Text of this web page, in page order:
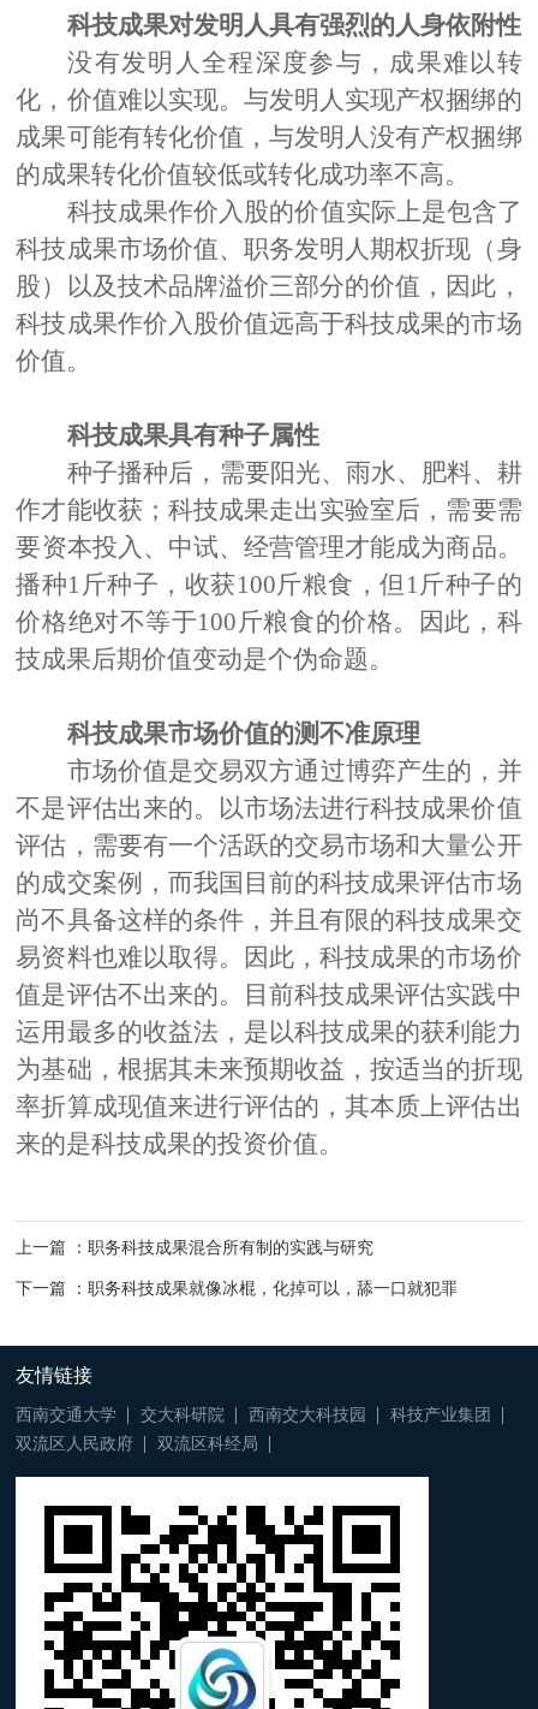
科技成果对发明人具有强烈的人身依附性
没有发明人全程深度参与，成果难以转
化，价值难以实现。与发明人实现产权捆绑的
成果可能有转化价值，与发明人没有产权捆绑
的成果转化价值较低或转化成功率不高。
科技成果作价入股的价值实际上是包含了
科技成果市场价值、职务发明人期权折现（身
股）以及技术品牌溢价三部分的价值，因此，
科技成果作价入股价值远高于科技成果的市场
价值。
科技成果具有种子属性
种子播种后 ， 需要阳光、雨水、肥料、耕
作才能收获 ；科技成果走出实验室后，需要需
要资本投入 、 中试、 经营管理才能成为商品。
播种1斤种子 ， 收获100斤粮食 ，但 1斤种子的
价格绝对不等于100斤粮食的价格。因此， 科
技成果后期价值变动是个伪命题。
科技成果市场价值的测不准原理
市场价值是交易双方通过博弈产生的， 并
不是评估出来的。以市场法进行科技成果价值
评估，需要有一个活跃的交易市场和大量公开
的成交案例，而我国目前的科技成果评估市场
尚不具备这样的条件，并且有限的科技成果交
易资料也难以取得。因此，科技成果的市场价
值是评估不出来的。目前科技成果评估实践中
运用最多的收益法，是以科技成果的获利能力
为基础，根据其未来预期收益，按适当的折现
率折算成现值来进行评估的，其本质上评估出
来的是科技成果的投资价值。
上一篇 ：职务科技成果混合所有制的实践与研究
下一篇 ：职务科技成果就像冰棍，化掉可以，舔一口就犯罪
友情链接
西南交通大学 交大科研院 西南交大科技园
科技产业集团
双流区人民政府
双流区科经局